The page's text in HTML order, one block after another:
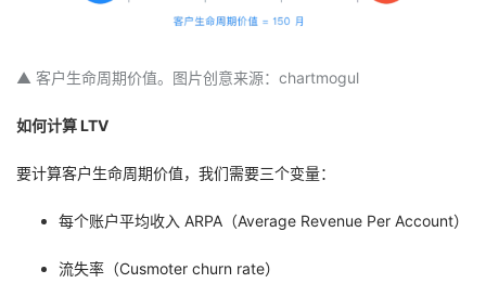
我
的
博
客
我
的
论
坛
我
的
圈
我
的
我
▲ 客户生命周期价值。图片创意来源：chartmogul
如何计算 LTV
要计算客户生命周期价值，我们需要三个变量：
每个账户平均收入 ARPA（Average Revenue Per Account）
流失率（Cusmoter churn rate）